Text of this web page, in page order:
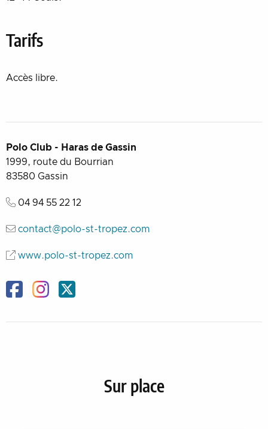
Tarifs
Accès libre.
Polo Club - Haras de Gassin
1999, route du Bourrian
83580 Gassin
04 94 55 22 12
contact@polo-st-tropez.com
www.polo-st-tropez.com
FacebookInstagram
Twitter
Sur place